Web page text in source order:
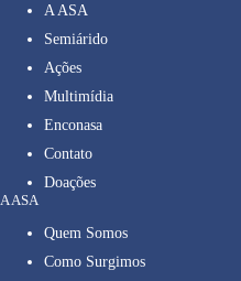
A ASA
Semiárido
Ações
Multimídia
Enconasa
Contato
Doações
A ASA
Quem Somos
Como Surgimos